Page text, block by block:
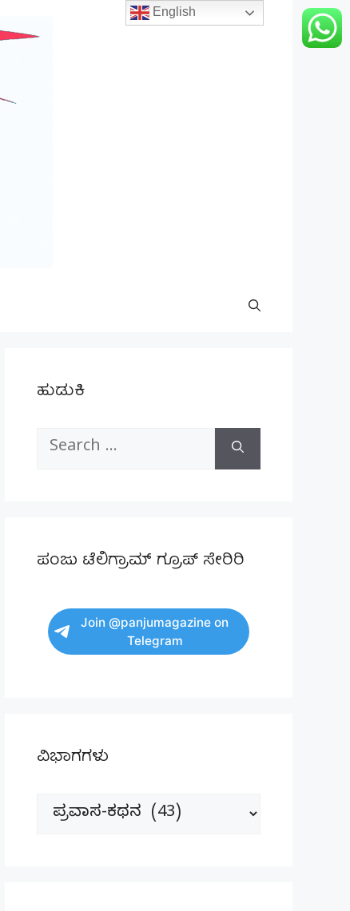
ಹುಡುಕಿ
Search
ಪಂಜು ಟೆಲಿಗ್ರಾಮ್ ಗ್ರೂಪ್ ಸೇರಿರಿ
Join @panjumagazine on
Telegram
ವಿಭಾಗಗಳು
ವಿಭಾಗಗಳು
English